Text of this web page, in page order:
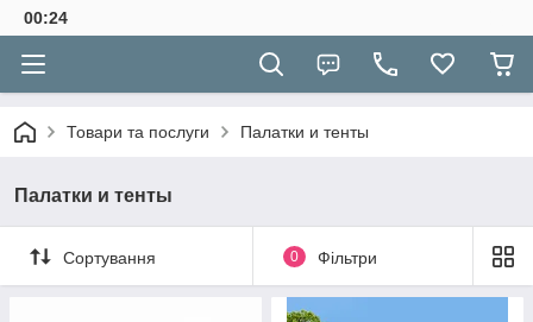
00:24
Товари та послуги Палатки и тенты
Палатки и тенты
Сортування 0 Фільтри